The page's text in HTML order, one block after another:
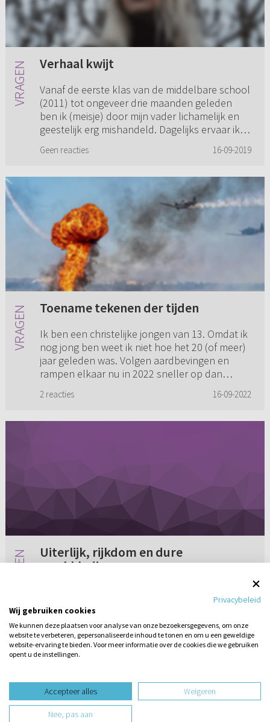
Verhaal kwijt
Vanaf de eerste klas van de middelbare school
(2011) tot ongeveer drie maanden geleden
ben ik (meisje) door mijn vader lichamelijk en
geestelijk erg mishandeld. Dagelijks ervaar ik
Geen reacties 16-09-2019
Toename tekenen der tijden
Ik ben een christelijke jongen van 13. Omdat ik
nog jong ben weet ik niet hoe het 20 (of meer)
jaar geleden was. Volgen aardbevingen en
rampen elkaar nu in 2022 sneller op dan
2 reacties 16-09-2022
Uiterlijk, rijkdom en dure
merkkleding
reformatorisch geloof zo bezig zijn met het
uiterlijk, met rijkdom, dure merkkleding of
nieuwe gezinsauto's in plaats van
tweedehands? Wij waren pas op een A...
13 reacties 16-09-2013
design website door
website-ontwikkeling door
een vraag
Privacybeleid
Wij gebruiken cookies
We kunnen deze plaatsen voor analyse van onze bezoekersgegevens, om onze
website te verbeteren, gepersonaliseerde inhoud te tonen en om u een geweldige
website-ervaring te bieden. Voor meer informatie over de cookies die we gebruiken
opent u de instellingen.
Accepteer alles Weigeren
Nee, pas aan